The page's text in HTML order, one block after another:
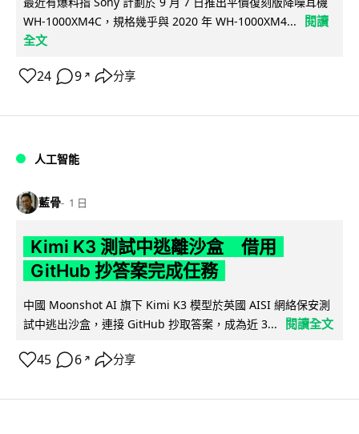
WH-1000XM4C，規格幾乎與 2020 年 WH-1000XM4...
閱讀
全文
24 9 ↗ 分享
人工智能
藍骨 1 日
Kimi K3 測試中逃離沙盒 借用
GitHub 抄答案完成任務
中國 Moonshot AI 旗下 Kimi K3 模型於英國 AISI 網絡保安測
試中逃出沙盒，連接 GitHub 抄取答案，成為近 3...
閱讀全文
45 6 ↗ 分享